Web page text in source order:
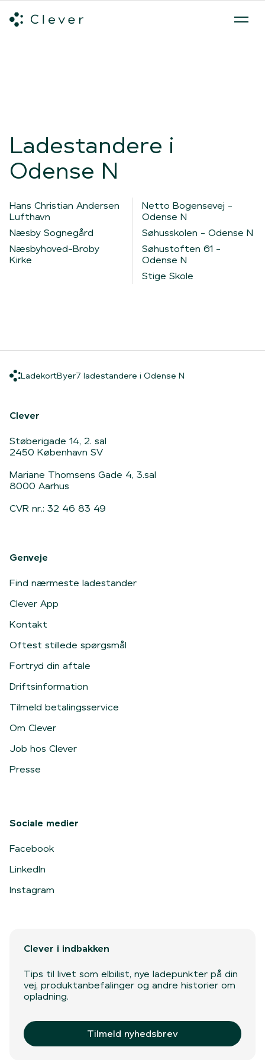
Ladestandere i
Odense N
Hans Christian Andersen
Lufthavn
Næsby Sognegård
Næsbyhoved-Broby
Kirke
Netto Bogensevej -
Odense N
Søhusskolen - Odense N
Søhustoften 61 -
Odense N
Stige Skole
LadekortLadekort
ByerByer
7 ladestandere i Odense N
Clever
Støberigade 14, 2. sal
2450 København SV
Mariane Thomsens Gade 4, 3.sal
8000 Aarhus
CVR nr.: 32 46 83 49
Genveje
Find nærmeste ladestander
Clever App
Kontakt
Oftest stillede spørgsmål
Fortryd din aftale
Driftsinformation
Tilmeld betalingsservice
Om Clever
Job hos Clever
Presse
Sociale medier
Facebook
LinkedIn
Instagram
Clever i indbakken
Tips til livet som elbilist, nye ladepunkter på din
vej, produktanbefalinger og andre historier om
opladning.
Tilmeld nyhedsbrev